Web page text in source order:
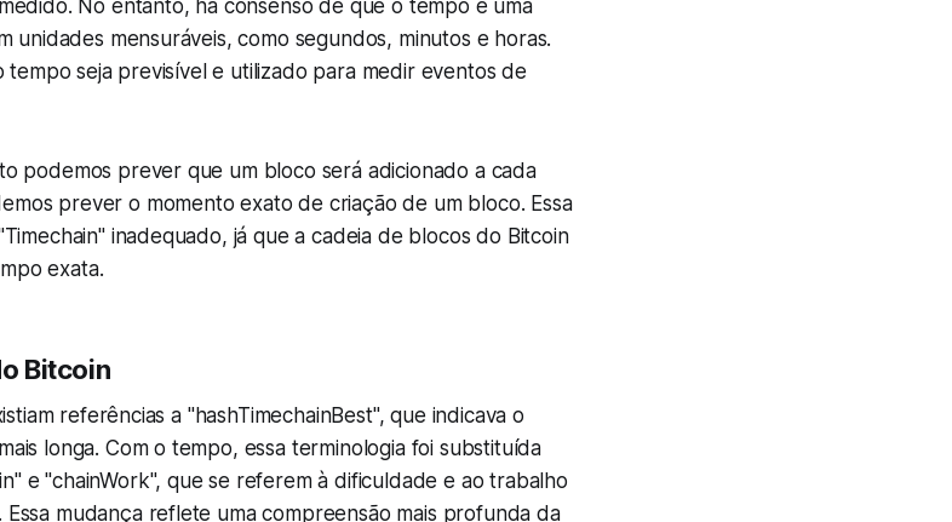
No entanto, há consenso de que o tempo é uma
unidades mensuráveis, como segundos, minutos e horas.
tempo seja previsível e utilizado para medir eventos de
podemos prever que um bloco será adicionado a cada
prever o momento exato de criação de um bloco. Essa
inadequado, já que a cadeia de blocos do Bitcoin
exata.
Bitcoin
referências a "hashTimechainBest", que indicava o
longa. Com o tempo, essa terminologia foi substituída
e "chainWork", que se referem à dificuldade e ao trabalho
mudança reflete uma compreensão mais profunda da